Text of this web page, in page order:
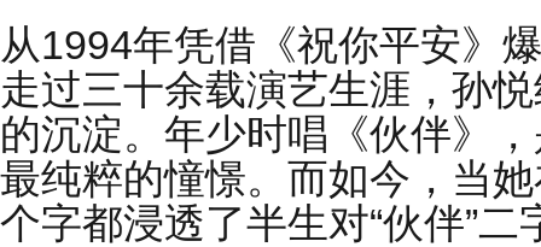
从1994年凭借《祝你平安》
走过三十余载演艺生涯，孙
的沉淀。年少时唱《伙伴》
最纯粹的憧憬。而如今，当
个字都浸透了半生对“伙伴”二